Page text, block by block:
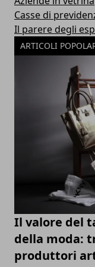
Casse di
Il parere degli
ARTICOLI
Il valore del
della moda:
produttori